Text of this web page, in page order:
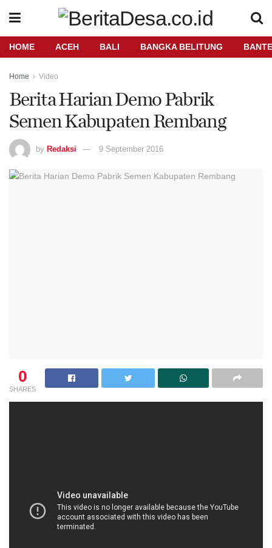
HOME ACEH BALI BANGKA BELITUNG
Home Video
Berita Harian Demo Pabrik
Semen Kabupaten Rembang
by Redaksi 9 September 2016
0
SHARES